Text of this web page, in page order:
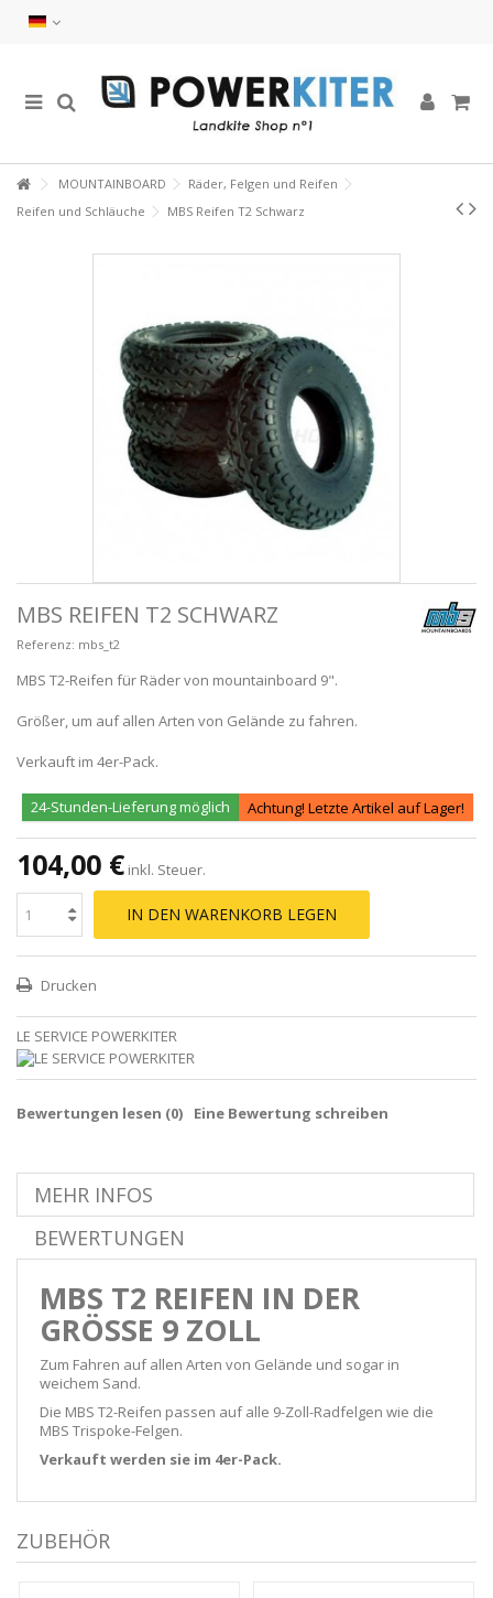
MOUNTAINBOARD
Räder, Felgen und Reifen
Reifen und Schläuche
MBS Reifen T2 Schwarz
MBS REIFEN T2 SCHWARZ
Referenz: mbs_t2
MBS T2-Reifen für Räder von mountainboard 9".
Größer, um auf allen Arten von Gelände zu fahren.
Verkauft im 4er-Pack.
24-Stunden-Lieferung möglich Achtung! Letzte Artikel auf Lager!
104,00 € inkl. Steuer.
IN DEN WARENKORB LEGEN
Drucken
LE SERVICE POWERKITER
Bewertungen lesen (0) Eine Bewertung schreiben
MEHR INFOS
BEWERTUNGEN
MBS T2 REIFEN IN DER
GRÖSSE 9 ZOLL
Zum Fahren auf allen Arten von Gelände und sogar in
weichem Sand.
Die MBS T2-Reifen passen auf alle 9-Zoll-Radfelgen wie die
MBS Trispoke-Felgen.
Verkauft werden sie im 4er-Pack.
ZUBEHÖR